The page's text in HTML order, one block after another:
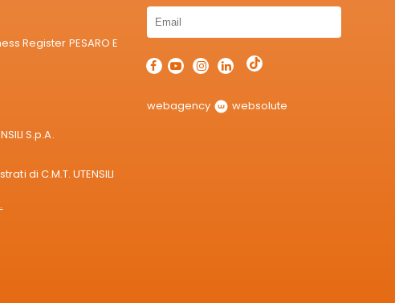
Register PESARO E
S.p.A.
di C.M.T. UTENSILI
webagency websolute